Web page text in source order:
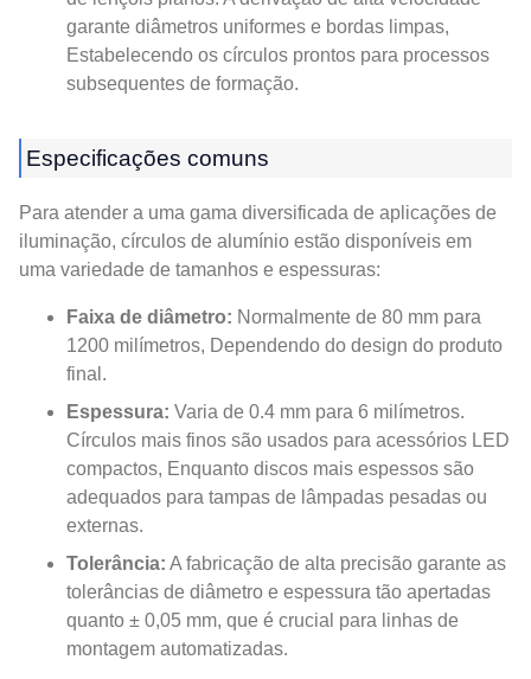
garante diâmetros uniformes e bordas limpas,
Estabelecendo os círculos prontos para processos
subsequentes de formação.
Especificações comuns
Para atender a uma gama diversificada de aplicações de
iluminação, círculos de alumínio estão disponíveis em
uma variedade de tamanhos e espessuras:
Faixa de diâmetro: Normalmente de 80 mm para
1200 milímetros, Dependendo do design do produto
final.
Espessura: Varia de 0.4 mm para 6 milímetros.
Círculos mais finos são usados ​​para acessórios LED
compactos, Enquanto discos mais espessos são
adequados para tampas de lâmpadas pesadas ou
externas.
Tolerância: A fabricação de alta precisão garante as
tolerâncias de diâmetro e espessura tão apertadas
quanto ± 0,05 mm, que é crucial para linhas de
montagem automatizadas.